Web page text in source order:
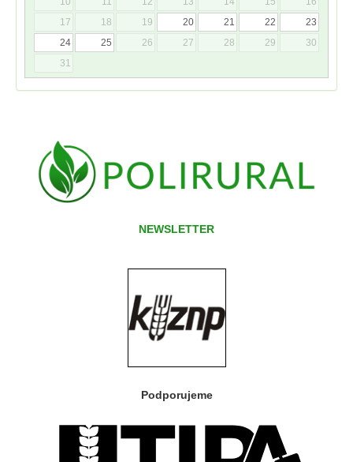
17
18 19 20 21 22
23
24
25 26 27 28 29
30
31
NEWSLETTER
Podporujeme